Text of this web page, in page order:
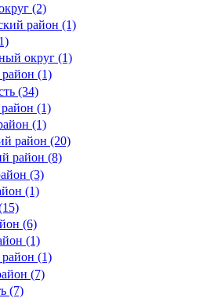
(2)
район (1)
округ (1)
(1)
(34)
(1)
(1)
район (20)
район (8)
(3)
(1)
(6)
(1)
(1)
(7)
(7)